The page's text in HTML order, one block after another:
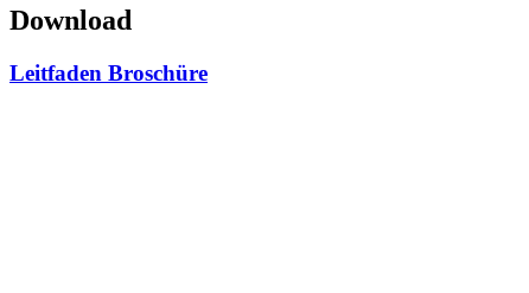
Download
Leitfaden Broschüre